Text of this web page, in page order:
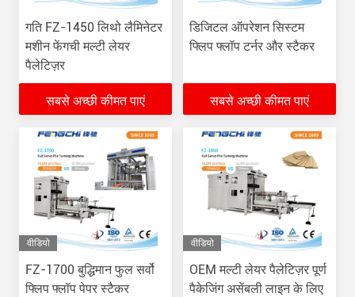
गति FZ-1450 लिथो लैमिनेटर
मशीन फेंगची मल्टी लेयर
पैलेटिज़र
सबसे अच्छी कीमत पाएं
डिजिटल ऑपरेशन सिस्टम
फ्लिप फ्लॉप टर्नर और स्टैकर
सबसे अच्छी कीमत पाएं
वीडियो
FZ-1700 बुद्धिमान फुल सर्वो
फ्लिप फ्लॉप पेपर स्टैकर
वीडियो
OEM मल्टी लेयर पैलेटिज़र पूर्ण
पैकेजिंग असेंबली लाइन के लिए